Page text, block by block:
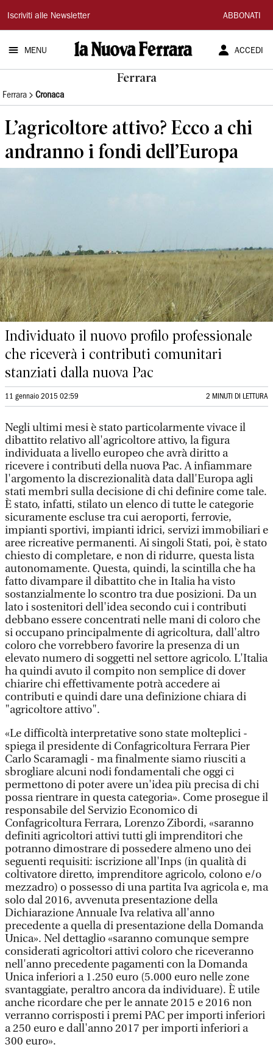
La
Nuova
Ferrara
Iscriviti alle Newsletter ABBONATI
MENU ACCEDI
Ferrara
Ferrara Cronaca
L’agricoltore attivo? Ecco a chi
andranno i fondi dell’Europa
Individuato il nuovo profilo professionale
che riceverà i contributi comunitari
stanziati dalla nuova Pac
11 gennaio 2015 02:59 2 MINUTI DI LETTURA
Negli ultimi mesi è stato particolarmente vivace il
dibattito relativo all'agricoltore attivo, la figura
individuata a livello europeo che avrà diritto a
ricevere i contributi della nuova Pac. A infiammare
l'argomento la discrezionalità data dall'Europa agli
stati membri sulla decisione di chi definire come tale.
È stato, infatti, stilato un elenco di tutte le categorie
sicuramente escluse tra cui aeroporti, ferrovie,
impianti sportivi, impianti idrici, servizi immobiliari e
aree ricreative permanenti. Ai singoli Stati, poi, è stato
chiesto di completare, e non di ridurre, questa lista
autonomamente. Questa, quindi, la scintilla che ha
fatto divampare il dibattito che in Italia ha visto
sostanzialmente lo scontro tra due posizioni. Da un
lato i sostenitori dell'idea secondo cui i contributi
debbano essere concentrati nelle mani di coloro che
si occupano principalmente di agricoltura, dall'altro
coloro che vorrebbero favorire la presenza di un
elevato numero di soggetti nel settore agricolo. L'Italia
ha quindi avuto il compito non semplice di dover
chiarire chi effettivamente potrà accedere ai
contributi e quindi dare una definizione chiara di
"agricoltore attivo".
«Le difficoltà interpretative sono state molteplici -
spiega il presidente di Confagricoltura Ferrara Pier
Carlo Scaramagli - ma finalmente siamo riusciti a
sbrogliare alcuni nodi fondamentali che oggi ci
permettono di poter avere un'idea più precisa di chi
possa rientrare in questa categoria». Come prosegue il
responsabile del Servizio Economico di
Confagricoltura Ferrara, Lorenzo Zibordi, «saranno
definiti agricoltori attivi tutti gli imprenditori che
potranno dimostrare di possedere almeno uno dei
seguenti requisiti: iscrizione all'Inps (in qualità di
coltivatore diretto, imprenditore agricolo, colono e/o
mezzadro) o possesso di una partita Iva agricola e, ma
solo dal 2016, avvenuta presentazione della
Dichiarazione Annuale Iva relativa all'anno
precedente a quella di presentazione della Domanda
Unica». Nel dettaglio «saranno comunque sempre
considerati agricoltori attivi coloro che riceveranno
nell'anno precedente pagamenti con la Domanda
Unica inferiori a 1.250 euro (5.000 euro nelle zone
svantaggiate, peraltro ancora da individuare). È utile
anche ricordare che per le annate 2015 e 2016 non
verranno corrisposti i premi PAC per importi inferiori
a 250 euro e dall'anno 2017 per importi inferiori a
300 euro».